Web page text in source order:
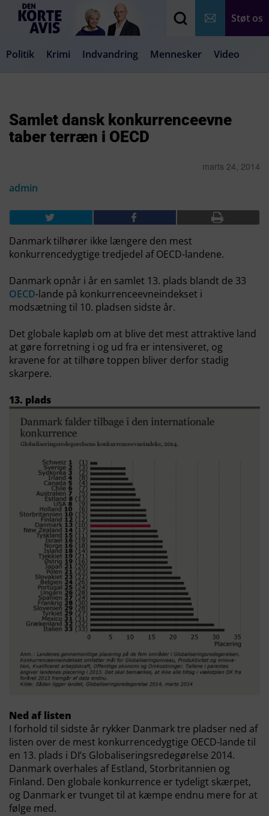
Støt os
Politik Krimi Indvandring Mennesker Video
Samlet dansk konkurrenceevne
taber terræn i OECD
marts 24, 2014
admin
Danmark tilhører ikke længere den mest
konkurrencedygtige tredjedel af OECD-landene.
Danmark opnår i år en samlet 13. plads blandt de 33
OECD-lande på konkurrenceevneindekset i
modsætning til 10. pladsen sidste år.
Det globale kapløb om at blive det mest attraktive land
at gøre forretning i og ud fra er intensiveret, og
kravene for at tilhøre toppen bliver derfor stadig
skarpere.
13. plads
Ned af listen
I forhold til sidste år rykker Danmark tre pladser ned af
listen over de mest konkurrencedygtige OECD-lande til
en 13. plads i DI’s Globaliseringsredegørelse 2014.
Danmark overhales af Estland, Storbritannien og
Finland. Den globale konkurrence er tydeligt skærpet,
og Danmark er tvunget til at kæmpe endnu mere for at
følge med.